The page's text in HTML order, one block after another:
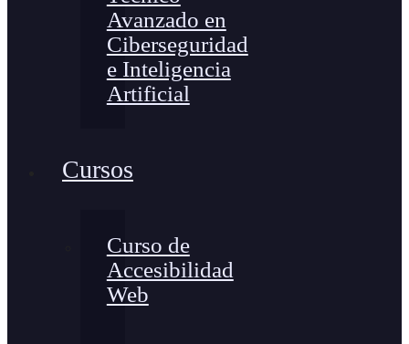
Avanzado en
Ciberseguridad
e Inteligencia
Artificial
Cursos
Curso de
Accesibilidad
Web